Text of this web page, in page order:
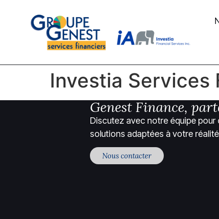
Investia Services
Genest Finance,
Discutez avec notre équipe pour
solutions adaptées à votre
Nous contacter